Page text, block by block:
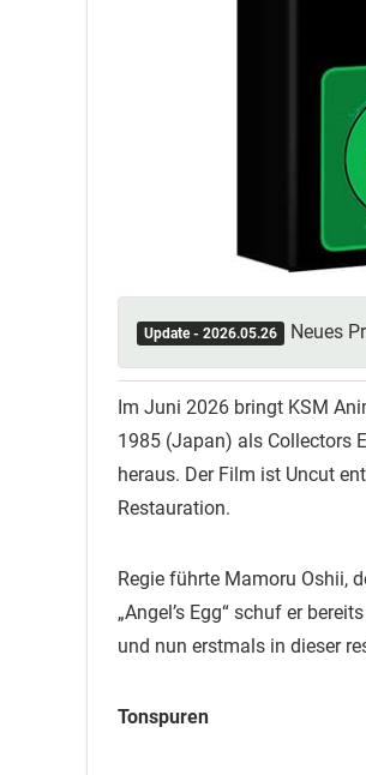
Update - 2026.05.26 Neues
Im Juni 2026 bringt KSM
1985 (Japan) als Collectors
heraus. Der Film ist Uncut
Restauration.
Regie führte Mamoru Oshii,
„Angel’s Egg“ schuf er
und nun erstmals in dieser
Tonspuren